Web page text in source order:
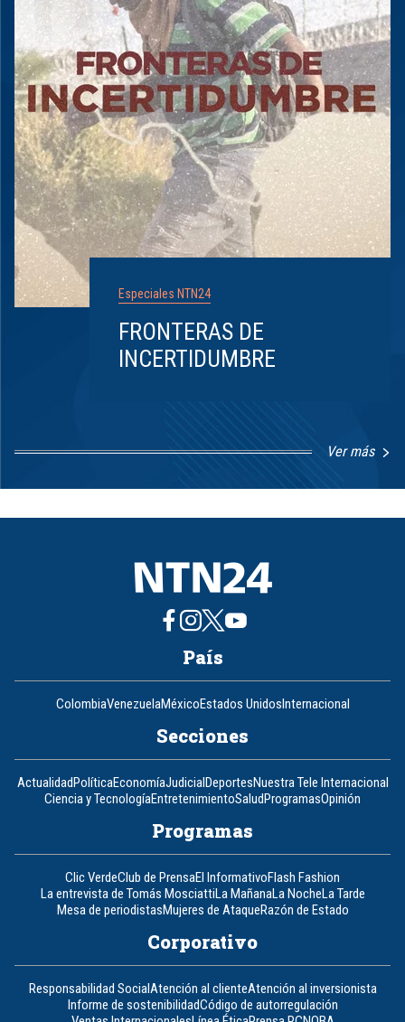
Especiales NTN24
FRONTERAS DE
INCERTIDUMBRE
Ver más
1
8
País
ColombiaVenezuelaMéxicoEstados Unidos Internacional
Secciones
Actualidad PolíticaEconomíaJudicial DeportesNuestra Tele Internacional
Ciencia y TecnologíaEntretenimientoSalud ProgramasOpinión
Programas
Clic VerdeClub de PrensaEl InformativoFlash Fashion
La entrevista de Tomás MosciattiLa MañanaLa NocheLa Tarde
Mesa de periodistasMujeres de AtaqueRazón de Estado
Corporativo
Responsabilidad SocialAtención al clienteAtención al inversionista
Informe de sostenibilidadCódigo de autorregulación